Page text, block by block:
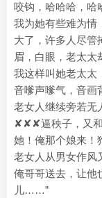
咬钩，哈哈哈，
我为她有些难为情
大了，许多人尽管
眉，白眼，老太太
我这样叫她老太太
音嗲声嗲气，音画
老女人继续旁若无
✘✘✘逼秧子，又和
她！俺那个娘来
老女人从男女作风
俺哥哥送去，让他
儿……”